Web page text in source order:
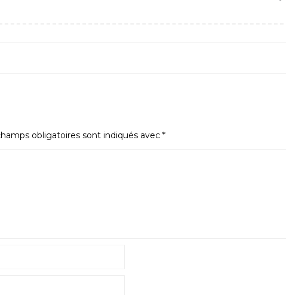
obligatoires sont indiqués avec *